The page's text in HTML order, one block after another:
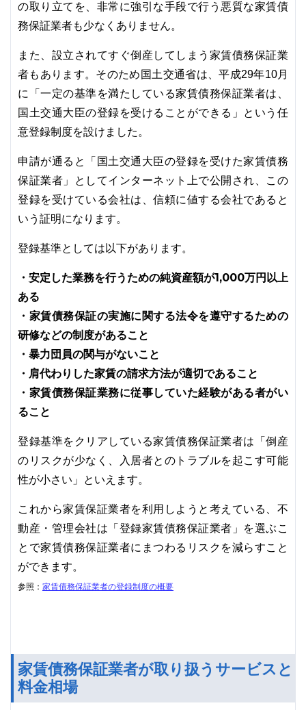
の取り立てを、非常に強引な手段で行う悪質な家賃債
務保証業者も少なくありません。
また、設立されてすぐ倒産してしまう家賃債務保証業
者もあります。そのため国土交通省は、平成29年10月
に「一定の基準を満たしている家賃債務保証業者は、
国土交通大臣の登録を受けることができる」という任
意登録制度を設けました。
申請が通ると「国土交通大臣の登録を受けた家賃債務
保証業者」としてインターネット上で公開され、この
登録を受けている会社は、信頼に値する会社であると
いう証明になります。
登録基準としては以下があります。
・安定した業務を行うための純資産額が1,000万円以上
ある
・家賃債務保証の実施に関する法令を遵守するための
研修などの制度があること
・暴力団員の関与がないこと
・肩代わりした家賃の請求方法が適切であること
・家賃債務保証業務に従事していた経験がある者がい
ること
登録基準をクリアしている家賃債務保証業者は「倒産
のリスクが少なく、入居者とのトラブルを起こす可能
性が小さい」といえます。
これから家賃保証業者を利用しようと考えている、不
動産・管理会社は「登録家賃債務保証業者」を選ぶこ
とで家賃債務保証業者にまつわるリスクを減らすこと
ができます。
参照： 家賃債務保証業者の登録制度の概要
家賃債務保証業者が取り扱うサービスと
料金相場